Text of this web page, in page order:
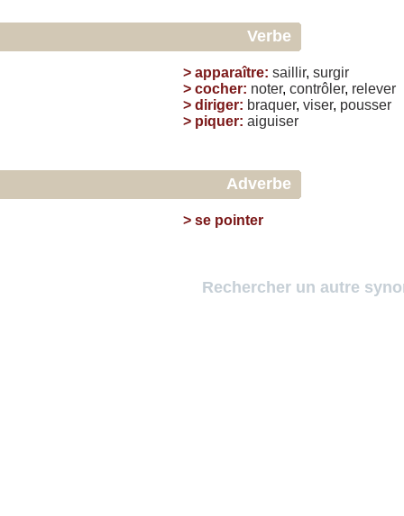
Verbe
> apparaître: saillir, surgir
> cocher: noter, contrôler, relever
> diriger: braquer, viser, pousser
> piquer: aiguiser
Adverbe
> se pointer
Rechercher un autre